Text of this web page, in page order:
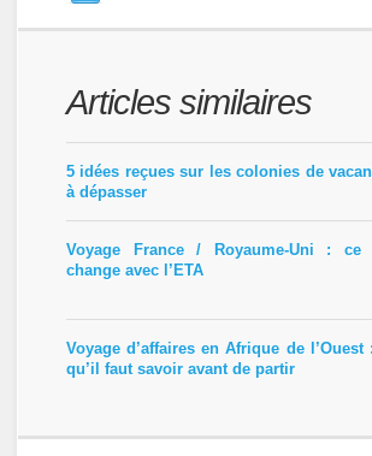
Articles similaires
5 idées reçues sur les colonies de
à dépasser
Voyage France / Royaume-Uni : ce
change avec l’ETA
Voyage d’affaires en Afrique de l’Ouest
qu’il faut savoir avant de partir